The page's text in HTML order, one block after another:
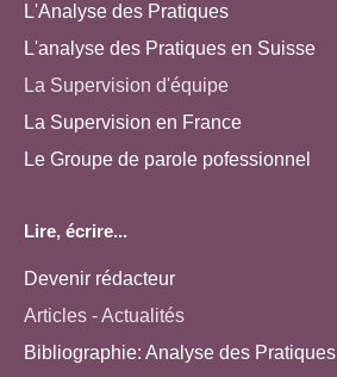
L'Analyse des Pratiques
L'analyse des Pratiques en Suisse
La Supervision d'équipe
La Supervision en France
Le Groupe de parole pofessionnel
Lire, écrire...
Devenir rédacteur
Articles - Actualités
Bibliographie: Analyse des Pratiques